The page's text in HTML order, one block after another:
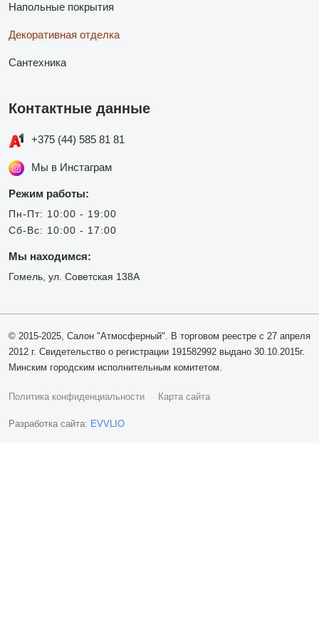
Напольные покрытия
Декоративная отделка
Сантехника
Контактные данные
+375 (44) 585 81 81
Мы в Инстаграм
Режим работы:
Пн-Пт: 10:00 - 19:00
Сб-Вс: 10:00 - 17:00
Мы находимся:
Гомель, ул. Советская 138А
© 2015-2025, Салон "Атмосферный". В торговом реестре с 27 апреля
2012 г. Свидетельство о регистрации 191582992 выдано 30.10.2015г.
Минским городским исполнительным комитетом.
Политика конфиденциальности Карта сайта
Разработка сайта: EVVLIO